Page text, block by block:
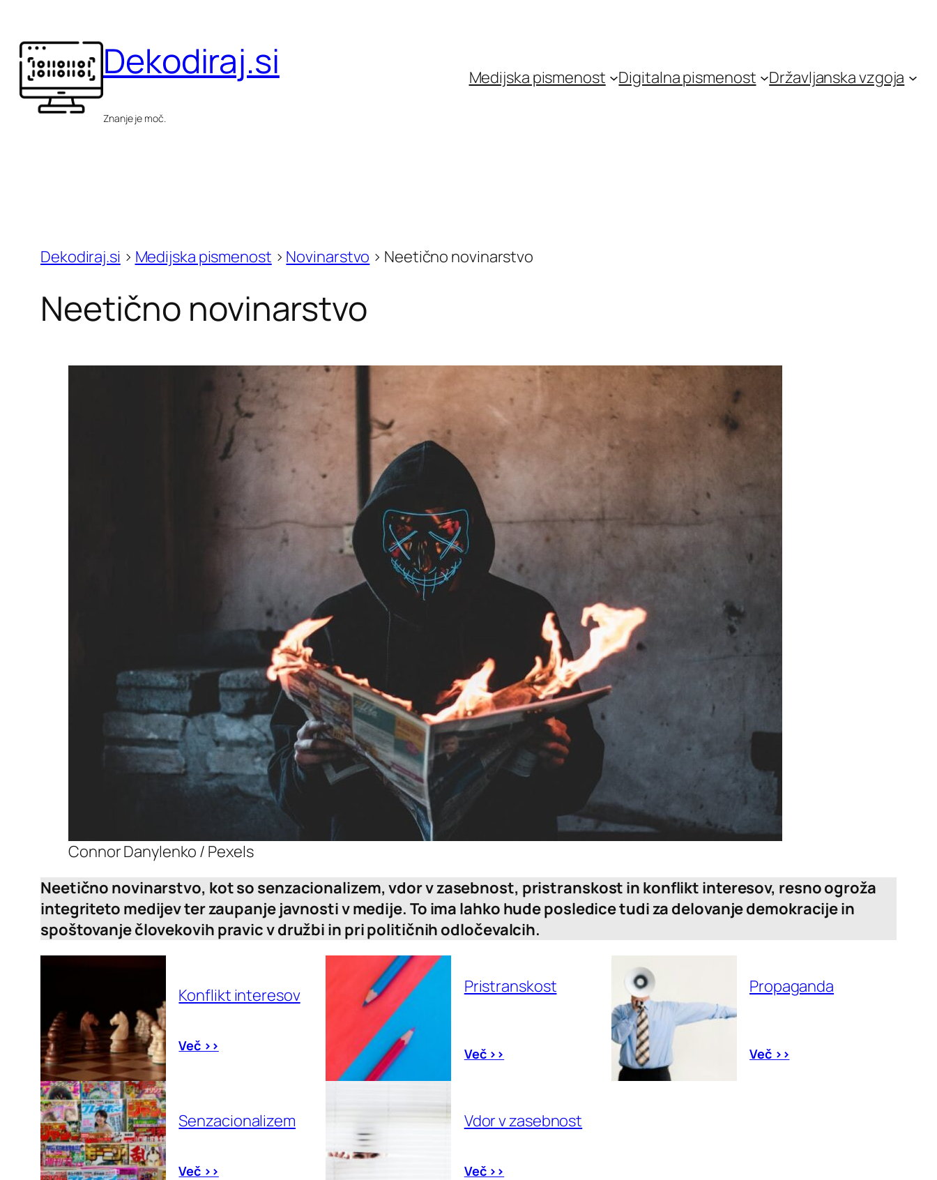
content
Dekodiraj.si
Znanje je moč.
Medijska pismenost Digitalna pismenost Državljanska vzgoja
Dekodiraj.si > Medijska pismenost > Novinarstvo > Neetično novinarstvo
Neetično novinarstvo
Connor Danylenko / Pexels
Neetično novinarstvo, kot so senzacionalizem, vdor v zasebnost, pristranskost in konflikt interesov, resno ogroža
integriteto medijev ter zaupanje javnosti v medije. To ima lahko hude posledice tudi za delovanje demokracije in
spoštovanje človekovih pravic v družbi in pri političnih odločevalcih.
Konflikt interesov
Več >>
Pristranskost
Več >>
Propaganda
Več >>
Senzacionalizem
Več >>
Vdor v zasebnost
Več >>